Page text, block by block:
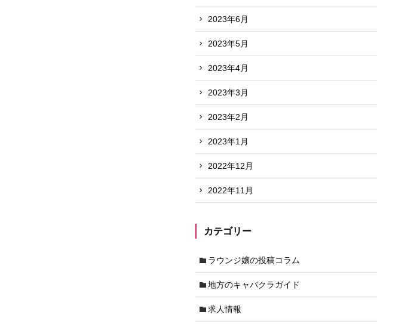
2023年6月
2023年5月
2023年4月
2023年3月
2023年2月
2023年1月
2022年12月
2022年11月
カテゴリー
ラウンジ嬢の投稿コラム
地方のキャバクラガイド
求人情報